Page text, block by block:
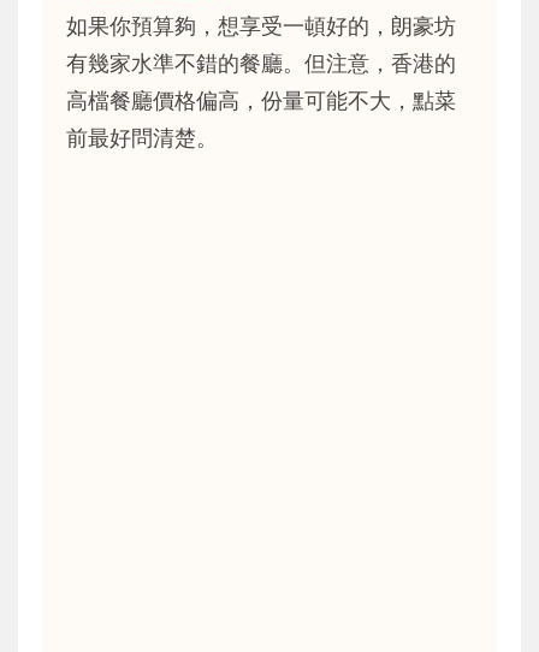
如果你預算夠，想享受一頓好的，朗豪坊
有幾家水準不錯的餐廳。但注意，香港的
高檔餐廳價格偏高，份量可能不大，點菜
前最好問清楚。